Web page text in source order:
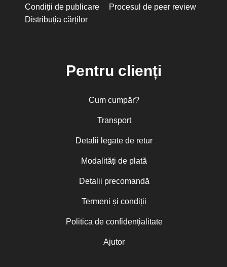
Condiții de publicare
Procesul de peer review
Distribuția cărților
Pentru clienți
Cum cumpăr?
Transport
Detalii legate de retur
Modalități de plată
Detalii precomandă
Termeni și condiții
Politica de confidențialitate
Ajutor